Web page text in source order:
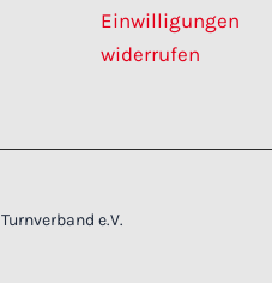
Einwilligungen
widerrufen
e.V.